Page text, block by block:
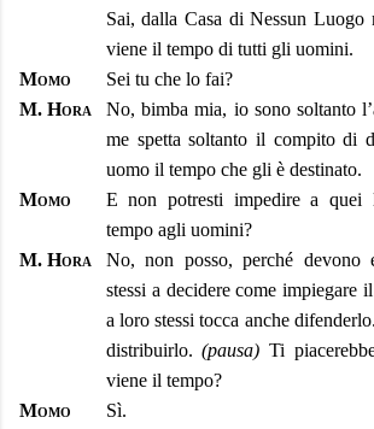
Sai, dalla Casa di Nessun
viene il tempo di tutti gli uomini.
Momo
Sei tu che lo fai?
M. Hora
No, bimba mia, io sono soltanto
me spetta soltanto il compito di
uomo il tempo che gli è destinato.
Momo
E non potresti impedire a
tempo agli uomini?
M. Hora
No, non posso, perché devono
stessi a decidere come impiegare
a loro stessi tocca anche
distribuirlo.(pausa)Ti
viene il tempo?
Momo
Sì.